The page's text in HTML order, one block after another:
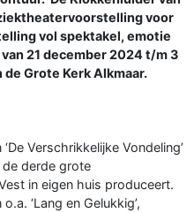
voor
vol spektakel, emotie
21 december 2024 t/m 3
Grote Kerk Alkmaar.
Verschrikkelijke Vondeling’
de derde grote
in eigen huis produceert.
‘Lang en Gelukkig’,